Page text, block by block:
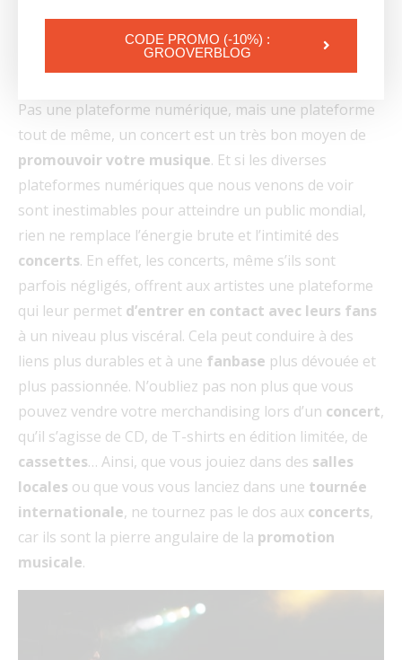
communauté musicale.
7. Les concertset showcases
Pas une plateforme numérique, mais une plateforme
tout de même, un concert est un très bon moyen de
promouvoir votre musique. Et si les diverses
plateformes numériques que nous venons de voir
sont inestimables pour atteindre un public mondial,
rien ne remplace l’énergie brute et l’intimité des
concerts. En effet, les concerts, même s’ils sont
parfois négligés, offrent aux artistes une plateforme
qui leur permet d’entrer en contact avec leurs fans
à un niveau plus viscéral. Cela peut conduire à des
liens plus durables et à une fanbase plus dévouée et
plus passionnée. N’oubliez pas non plus que vous
pouvez vendre votre merchandising lors d’un concert,
qu’il s’agisse de CD, de T-shirts en édition limitée, de
cassettes… Ainsi, que vous jouiez dans des salles
locales ou que vous vous lanciez dans une tournée
internationale, ne tournez pas le dos aux concerts,
car ils sont la pierre angulaire de la promotion
musicale.
CODE PROMO (-10%) :
GROOVERBLOG